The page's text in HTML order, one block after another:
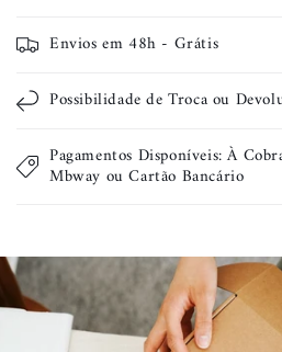
o
n
t
e
d
e
c
o
Envios em 48h - Grátis
Possibilidade de Troca ou
Pagamentos Disponíveis: À
Mbway ou Cartão Bancário